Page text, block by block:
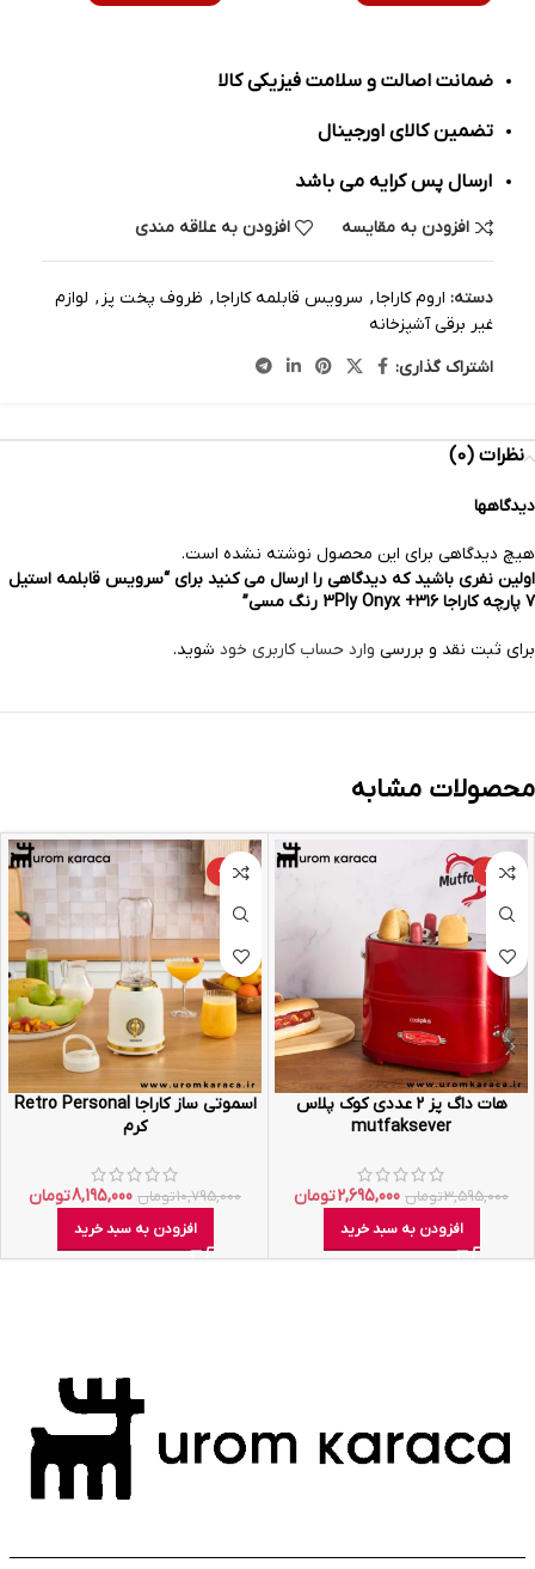
ضمانت اصالت و سلامت فیزیکی کالا
تضمین کالای اورجینال
ارسال پس کرایه می باشد
افزودن به مقایسه افزودن به علاقه مندی
دسته: اروم کاراجا, سرویس قابلمه کاراجا, ظروف پخت پز , لوازم
غیر برقی آشپزخانه
اشتراک گذاری:
نظرات (0)
دیدگاهها
هیچ دیدگاهی برای این محصول نوشته نشده است.
اولین نفری باشید که دیدگاهی را ارسال می کنید برای “سرویس قابلمه استیل
۷ پارچه کاراجا ۳۱۶+ 3Ply Onyx رنگ مسی”
برای ثبت نقد و بررسی وارد حساب کاربری خود شوید.
محصولات مشابه
-25%
هات داگ پز ۲ عددی کوک پلاس
mutfaksever
3,595,000تومان 2,695,000تومان
افزودن به سبد خرید
-24%
اسموتی ساز کاراجا Retro Personal
کرم
10,795,000تومان 8,195,000تومان
افزودن به سبد خرید